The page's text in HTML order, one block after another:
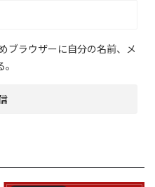
ブラウザーに自分の名前、メ